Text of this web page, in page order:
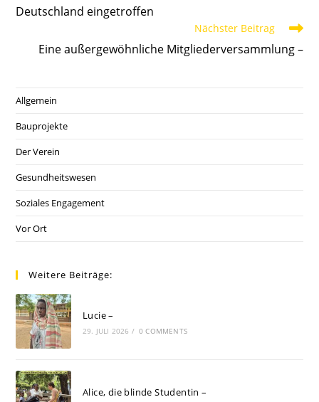
Deutschland eingetroffen
Nächster Beitrag
Eine außergewöhnliche Mitgliederversammlung –
Allgemein
Bauprojekte
Der Verein
Gesundheitswesen
Soziales Engagement
Vor Ort
Weitere Beiträge:
Lucie –
29. JULI 2026 / 0 COMMENTS
Alice, die blinde Studentin –